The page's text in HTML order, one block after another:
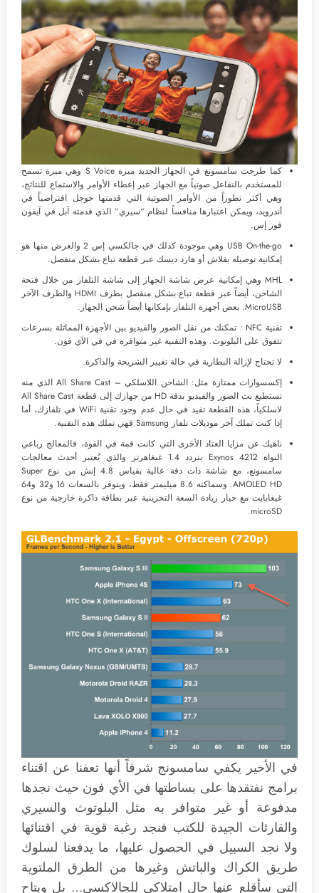
كما طرحت سامسونغ في الجهاز الجديد ميزة S Voice وهي ميزة تسمح
للمستخدم بالتفاعل صوتياً مع الجهاز عبر إعطاء الأوامر والاستماع للنتائج،
وهي أكثر تطوراً من الأوامر الصوتية التي قدمتها جوجل افتراضياً في
أندرويد، ويمكن اعتبارها منافساً لنظام “سيري” الذي قدمته آبل في آيفون
فور إس.
USB On-the-go وهي موجودة كذلك في جالكسي إس 2 والغرض منها هو
إمكانية توصيله بفلاش أو هارد ديسك عبر قطعة تباع بشكل منفصل.
MHL وهي إمكانية عرض شاشة الجهاز إلى شاشة التلفاز من خلال فتحة
الشاحن، أيضاً عبر قطعة تباع بشكل منفصل بطرف HDMI والطرف الآخر
MicroUSB. بعض أجهزة التلفاز بإمكانها أيضاً شحن الجهاز.
تقنية NFC : تمكنك من نقل الصور والفيديو بين الأجهزة المماثلة بسرعات
تتفوق على البلوتوث. وهذه التقنية غير متوافرة في في الآي فون.
لا تحتاج لإزالة البطارية في حالة تغيير الشريحة والذاكرة.
إكسسوارات ممتازة مثل: الشاحن اللاسلكي – All Share Cast الذي منه
تستطيع بث الصور والفيديو بدقة HD من جهازك إلى قطعة All Share Cast
لاسلكياً، هذه القطعة تفيد في حال عدم وجود تقنية WiFi في تلفازك، أما
إذا كنت تملك آخر موديلات تلفاز Samsung فهي تملك هذه التقنية.
ناهيك عن مزايا العتاد الأخرى التي كانت قمة قي القوة، فالمعالج رباعي
النواة Exynos 4212 بتردد 1.4 غيغاهرتز والذي يُعتبر أحدث معالجات
سامسونغ، مع شاشة ذات دقة عالية بقياس 4.8 إنش من نوع Super
AMOLED HD. وسماكته 8.6 ميليمتر فقط، ويتوفر بالسعات 16 و32 و64
غيغابايت مع خيار زيادة السعة التخزينية عبر بطاقة ذاكرة خارجية من نوع
microSD.
في الأخير يكفي سامسونج شرفاً أنها تعفنا عن اقتناء
برامج نفتقدها على بساطتها في الأي فون حيث نجدها
مدفوعة أو غير متوافر به مثل البلوتوث والسيري
والقارئات الجيدة للكتب فنجد رغبة قوية في اقتنائها
ولا نجد السبيل في الحصول عليها، ما يدفعنا لسلوك
طريق الكراك والباتش وغيرها من الطرق الملتوية
التي سأقلع عنها حال امتلاكي للجالاكسي… بل ويتاح